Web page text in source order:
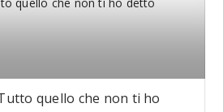
quello che non ti ho